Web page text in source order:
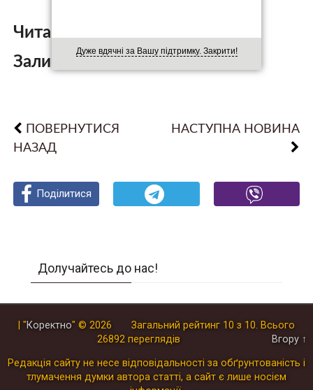
Дуже вдячні за Вашу підтримку. Закрити!
Читайте також:
Залишити коментар:
ПОВЕРНУТИСЯ
НАЗАД
НАСТУПНА НОВИНА
Поділитися
Поділитися
Поділитися
Долучайтесь до нас!
| "Коректно" © 2026 Загальний рейтинг 10 з 10. Всього
26892 переглядів Вгору ↑
Редакція сайту не несе відповідальності за обґрунтованість і
тлумачення думки автора статті, а сайт є лише носієм